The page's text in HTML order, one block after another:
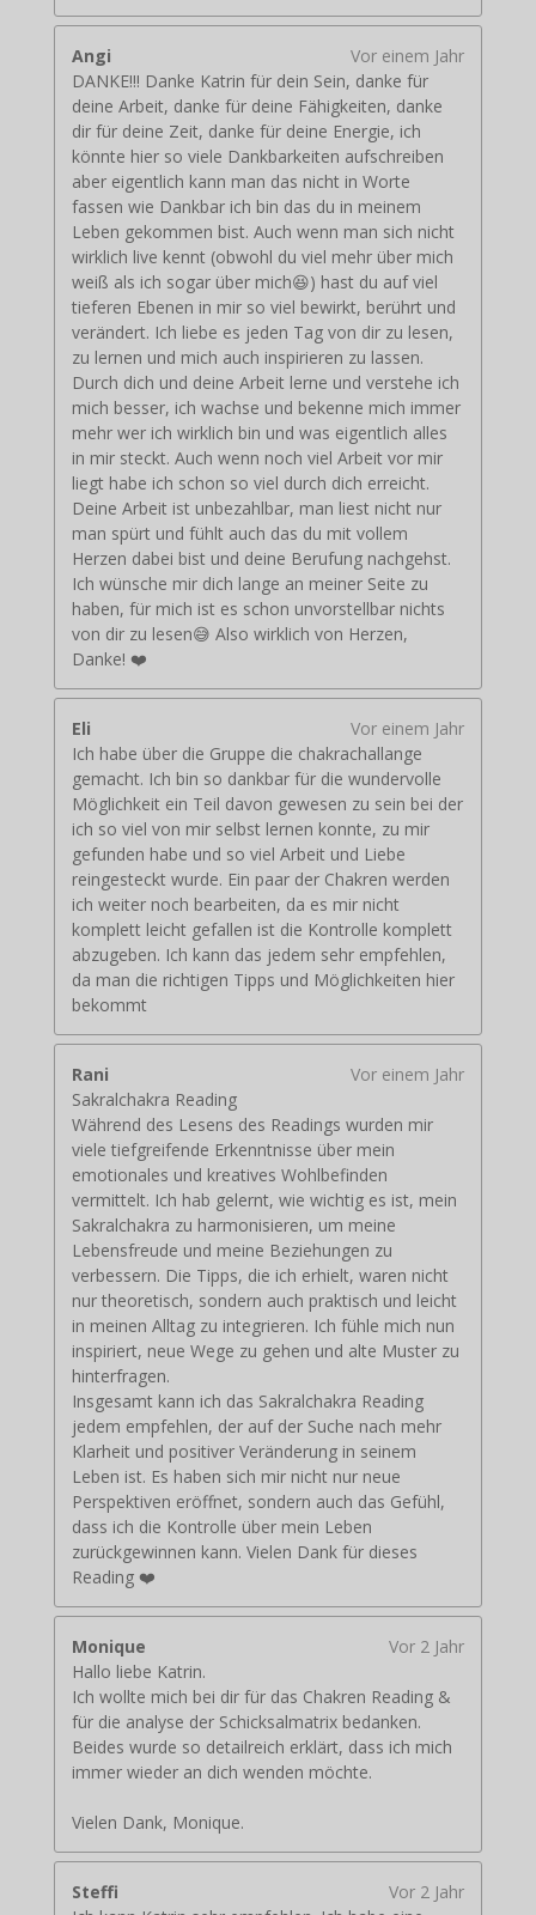
Angi
Vor einem Jahr
DANKE!!! Danke Katrin für dein Sein, danke für
deine Arbeit, danke für deine Fähigkeiten, danke
dir für deine Zeit, danke für deine Energie, ich
könnte hier so viele Dankbarkeiten aufschreiben
aber eigentlich kann man das nicht in Worte
fassen wie Dankbar ich bin das du in meinem
Leben gekommen bist. Auch wenn man sich nicht
wirklich live kennt (obwohl du viel mehr über mich
weiß als ich sogar über mich😆) hast du auf viel
tieferen Ebenen in mir so viel bewirkt, berührt und
verändert. Ich liebe es jeden Tag von dir zu lesen,
zu lernen und mich auch inspirieren zu lassen.
Durch dich und deine Arbeit lerne und verstehe ich
mich besser, ich wachse und bekenne mich immer
mehr wer ich wirklich bin und was eigentlich alles
in mir steckt. Auch wenn noch viel Arbeit vor mir
liegt habe ich schon so viel durch dich erreicht.
Deine Arbeit ist unbezahlbar, man liest nicht nur
man spürt und fühlt auch das du mit vollem
Herzen dabei bist und deine Berufung nachgehst.
Ich wünsche mir dich lange an meiner Seite zu
haben, für mich ist es schon unvorstellbar nichts
von dir zu lesen😅 Also wirklich von Herzen,
Danke! ❤️
Eli
Vor einem Jahr
Ich habe über die Gruppe die chakrachallange
gemacht. Ich bin so dankbar für die wundervolle
Möglichkeit ein Teil davon gewesen zu sein bei der
ich so viel von mir selbst lernen konnte, zu mir
gefunden habe und so viel Arbeit und Liebe
reingesteckt wurde. Ein paar der Chakren werden
ich weiter noch bearbeiten, da es mir nicht
komplett leicht gefallen ist die Kontrolle komplett
abzugeben. Ich kann das jedem sehr empfehlen,
da man die richtigen Tipps und Möglichkeiten hier
bekommt
Rani
Vor einem Jahr
Sakralchakra Reading
Während des Lesens des Readings wurden mir
viele tiefgreifende Erkenntnisse über mein
emotionales und kreatives Wohlbefinden
vermittelt. Ich hab gelernt, wie wichtig es ist, mein
Sakralchakra zu harmonisieren, um meine
Lebensfreude und meine Beziehungen zu
verbessern. Die Tipps, die ich erhielt, waren nicht
nur theoretisch, sondern auch praktisch und leicht
in meinen Alltag zu integrieren. Ich fühle mich nun
inspiriert, neue Wege zu gehen und alte Muster zu
hinterfragen.
Insgesamt kann ich das Sakralchakra Reading
jedem empfehlen, der auf der Suche nach mehr
Klarheit und positiver Veränderung in seinem
Leben ist. Es haben sich mir nicht nur neue
Perspektiven eröffnet, sondern auch das Gefühl,
dass ich die Kontrolle über mein Leben
zurückgewinnen kann. Vielen Dank für dieses
Reading ❤️
Monique
Vor 2 Jahr
Hallo liebe Katrin.
Ich wollte mich bei dir für das Chakren Reading &
für die analyse der Schicksalmatrix bedanken.
Beides wurde so detailreich erklärt, dass ich mich
immer wieder an dich wenden möchte.
Vielen Dank, Monique.
Steffi
Vor 2 Jahr